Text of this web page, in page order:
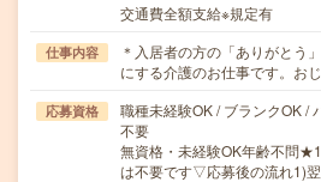
交通費全額支給※規定有
仕事内容
＊入居者の方の「ありがとう
にする介護のお仕事です。お
応募資格
職種未経験OK / ブランクOK /
不要
無資格・未経験OK年齢不問
は不要です▽応募後の流れ1)